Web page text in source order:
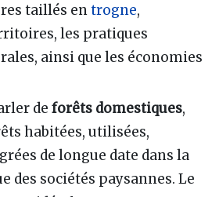
taillés entrogne,
les pratiques
ainsi que les économies
de forêts domestiques,
habitées, utilisées,
de longue date dans la
des sociétés paysannes. Le